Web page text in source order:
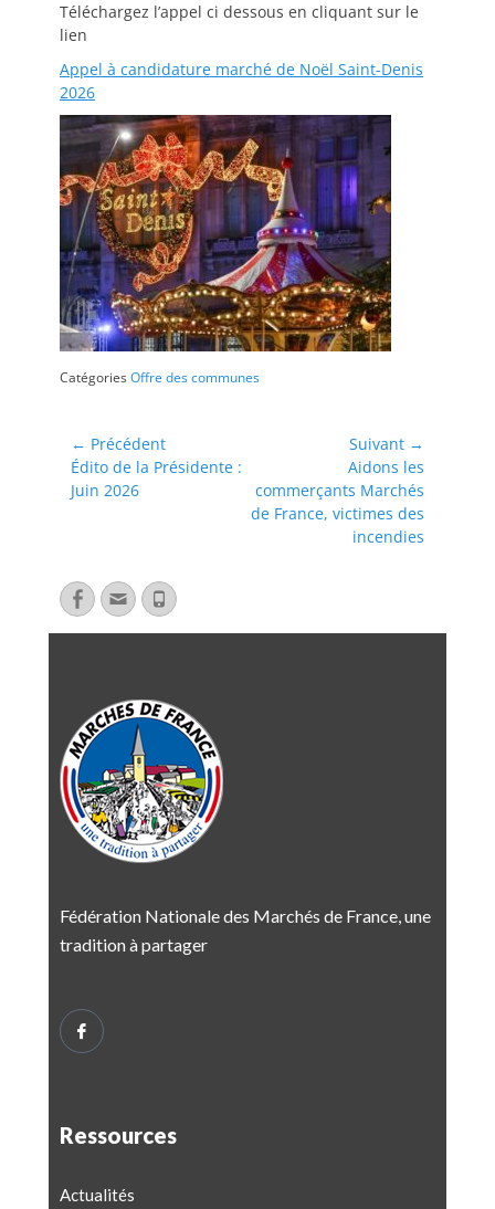
Téléchargez l’appel ci dessous en cliquant sur le
lien
Appel à candidature marché de Noël Saint-Denis
2026
CatégoriesOffre des communes
← Précédent
Édito de la Présidente :
Juin 2026
Suivant →
Aidons les
commerçants Marchés
de France, victimes des
incendies
Fédération Nationale des Marchés de France, une
tradition à partager
Ressources
Actualités